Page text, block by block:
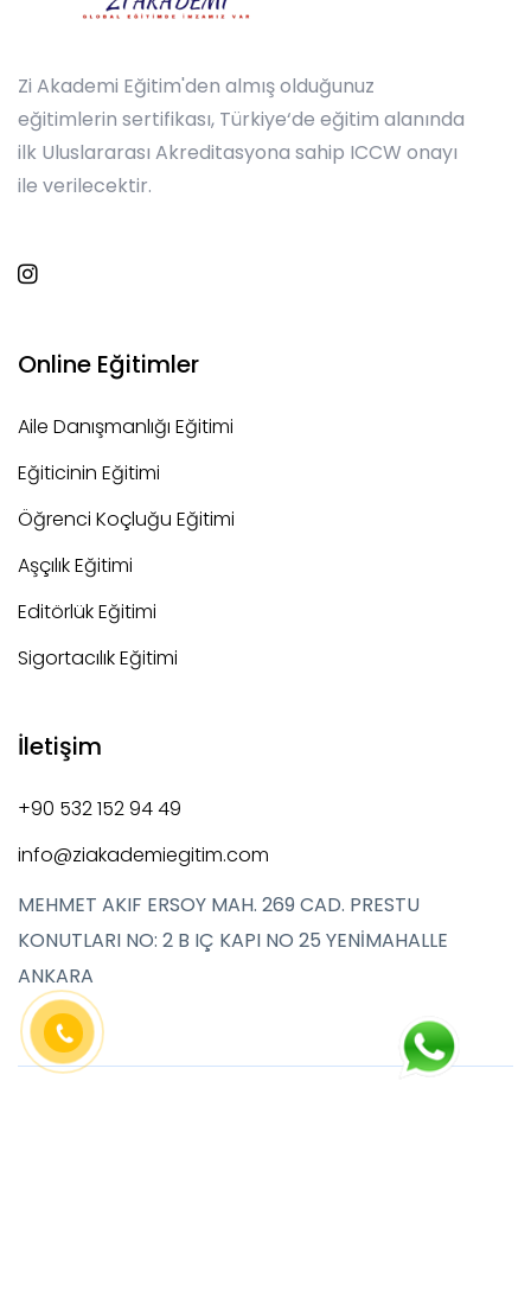
Zi Akademi Eğitim'den almış olduğunuz
eğitimlerin sertifikası, Türkiye‘de eğitim alanında
ilk Uluslararası Akreditasyona sahip ICCW onayı
ile verilecektir.
Online Eğitimler
Aile Danışmanlığı Eğitimi
Eğiticinin Eğitimi
Öğrenci Koçluğu Eğitimi
Aşçılık Eğitimi
Editörlük Eğitimi
Sigortacılık Eğitimi
İletişim
+90 532 152 94 49
info@ziakademiegitim.com
MEHMET AKIF ERSOY MAH. 269 CAD. PRESTU
KONUTLARI NO: 2 B IÇ KAPI NO 25 YENİMAHALLE
ANKARA